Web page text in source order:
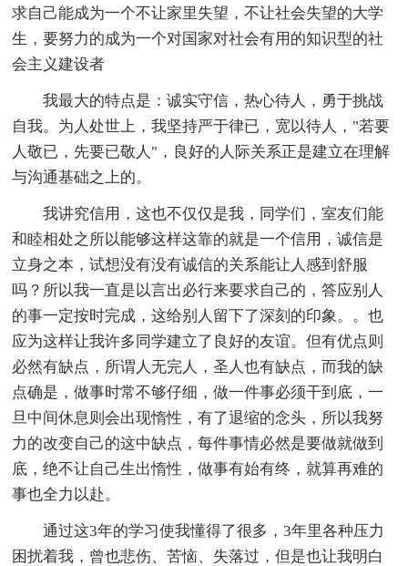
求自己能成为一个不让家里失望，不让社会失望的大学
生，要努力的成为一个对国家对社会有用的知识型的社
会主义建设者
我最大的特点是：诚实守信，热心待人，勇于挑战
自我。为人处世上，我坚持严于律已，宽以待人，"若要
人敬已，先要已敬人"，良好的人际关系正是建立在理解
与沟通基础之上的。
我讲究信用，这也不仅仅是我，同学们，室友们能
和睦相处之所以能够这样这靠的就是一个信用，诚信是
立身之本，试想没有没有诚信的关系能让人感到舒服
吗？所以我一直是以言出必行来要求自己的，答应别人
的事一定按时完成，这给别人留下了深刻的印象。。也
应为这样让我许多同学建立了良好的友谊。但有优点则
必然有缺点，所谓人无完人，圣人也有缺点，而我的缺
点确是，做事时常不够仔细，做一件事必须干到底，一
旦中间休息则会出现惰性，有了退缩的念头，所以我努
力的改变自己的这中缺点，每件事情必然是要做就做到
底，绝不让自己生出惰性，做事有始有终，就算再难的
事也全力以赴。
通过这3年的学习使我懂得了很多，3年里各种压力
困扰着我，曾也悲伤、苦恼、失落过，但是也让我明白